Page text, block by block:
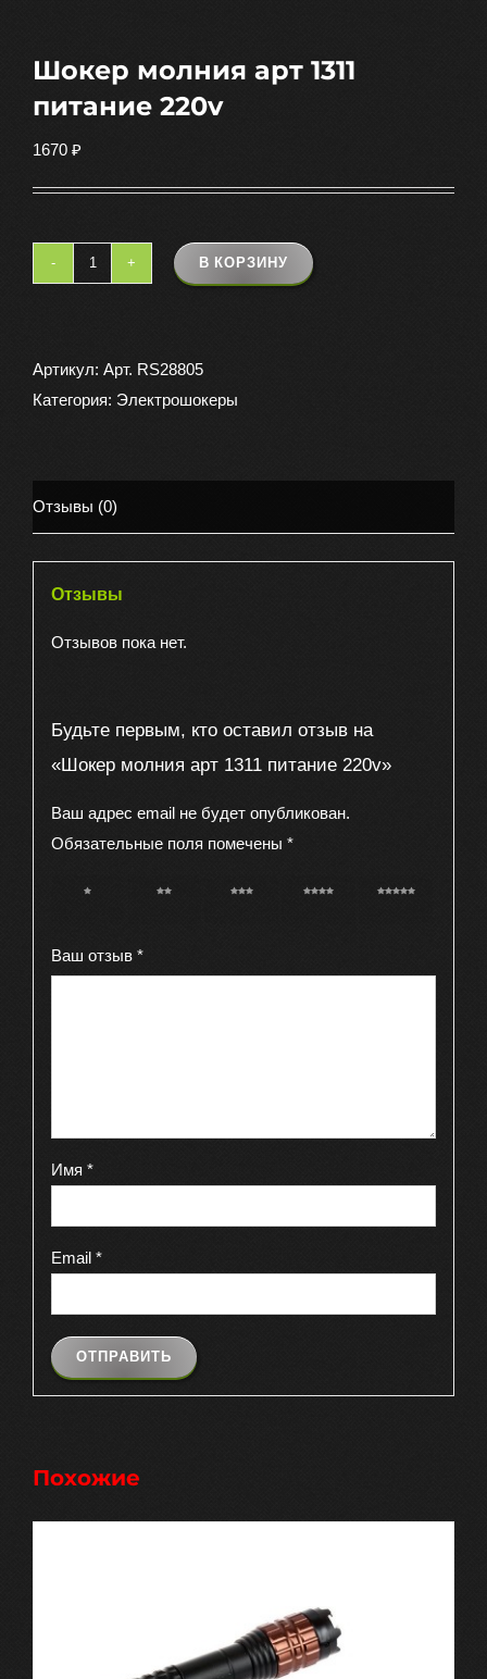
Шокер молния арт 1311
питание 220v
1670 ₽
Количество
молния
арт
В КОРЗИНУ
Артикул: Арт. RS28805
Категория: Электрошокеры
Отзывы (0)
Отзывы
Отзывов пока нет.
Будьте первым, кто оставил отзыв на
«Шокер молния арт 1311 питание 220v»
Ваш адрес email не будет опубликован.
Обязательные поля помечены *
1 из 5
2 из 5
3 из 5
4 из 5
5 из 5
Ваш отзыв *
Имя *
Email *
Похожие